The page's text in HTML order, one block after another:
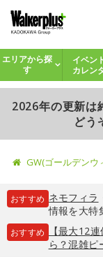
エリアから探
す
イベン
カレン
2026年の更新は
どう
GW(ゴールデンウ
おすすめ ネモフィラ
情報を大特
おすすめ
【最大12
ら？混雑ピ